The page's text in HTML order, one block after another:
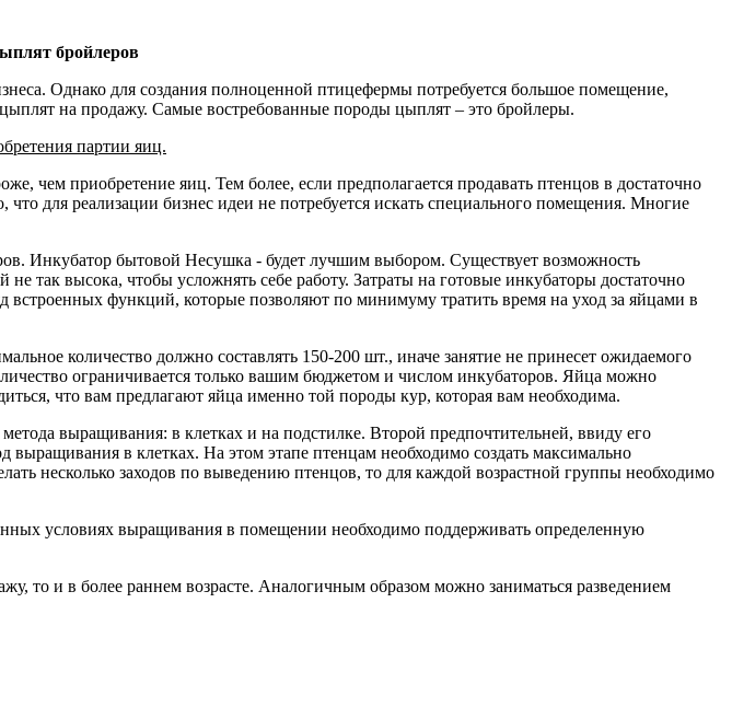
бройлеров
Однако для создания полноценной птицефермы потребуется большое помещение,
на продажу. Самые востребованные породы цыплят – это бройлеры.
партии яиц.
чем приобретение яиц. Тем более, если предполагается продавать птенцов в достаточно
для реализации бизнес идеи не потребуется искать специального помещения. Многие
Инкубатор бытовой Несушка - будет лучшим выбором. Существует возможность
так высока, чтобы усложнять себе работу. Затраты на готовые инкубаторы достаточно
функций, которые позволяют по минимуму тратить время на уход за яйцами в
количество должно составлять 150-200 шт., иначе занятие не принесет ожидаемого
ограничивается только вашим бюджетом и числом инкубаторов. Яйца можно
что вам предлагают яйца именно той породы кур, которая вам необходима.
выращивания: в клетках и на подстилке. Второй предпочтительней, ввиду его
в клетках. На этом этапе птенцам необходимо создать максимально
несколько заходов по выведению птенцов, то для каждой возрастной группы необходимо
условиях выращивания в помещении необходимо поддерживать определенную
то и в более раннем возрасте. Аналогичным образом можно заниматься разведением